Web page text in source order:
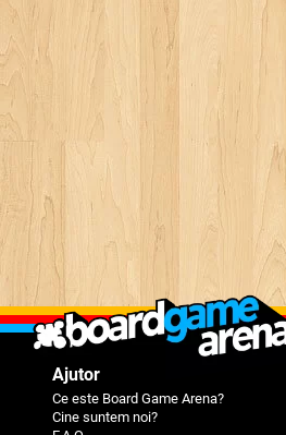
Ajutor
Ce este Board Game Arena?
Cine suntem noi?